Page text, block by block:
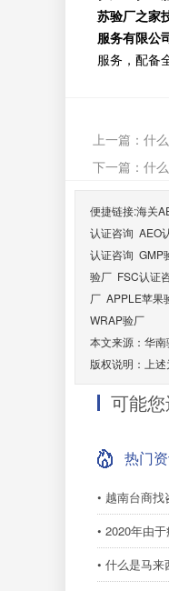
苏验厂之家
服务有限公
服务，配备
上一篇： 什
下一篇： 什
便捷链接:海关
认证咨询 AEO
认证咨询 GMP
验厂 FSC认证
厂 APPLE苹果
WRAP验厂
本文来源： 华南
版权说明：上
可能
热门
• 越南台商
• 2020年由
• 什么是马